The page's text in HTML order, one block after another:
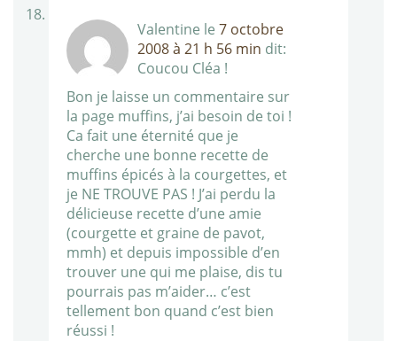
Valentine le 7 octobre
2008 à 21 h 56 min dit:
Coucou Cléa !
Bon je laisse un commentaire sur
la page muffins, j’ai besoin de toi !
Ca fait une éternité que je
cherche une bonne recette de
muffins épicés à la courgettes, et
je NE TROUVE PAS ! J’ai perdu la
délicieuse recette d’une amie
(courgette et graine de pavot,
mmh) et depuis impossible d’en
trouver une qui me plaise, dis tu
pourrais pas m’aider… c’est
tellement bon quand c’est bien
réussi !